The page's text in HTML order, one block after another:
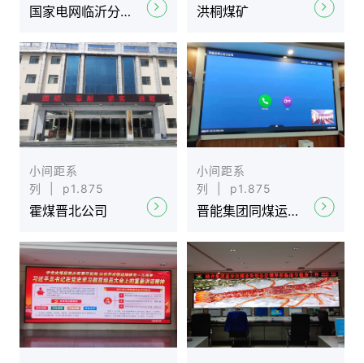
国家电网临沂分公司 洪桐煤矿
小间距系
列 | p1.875
霍煤晋北公司
小间距系
列 | p1.875
晋能集团同煤运输分公司